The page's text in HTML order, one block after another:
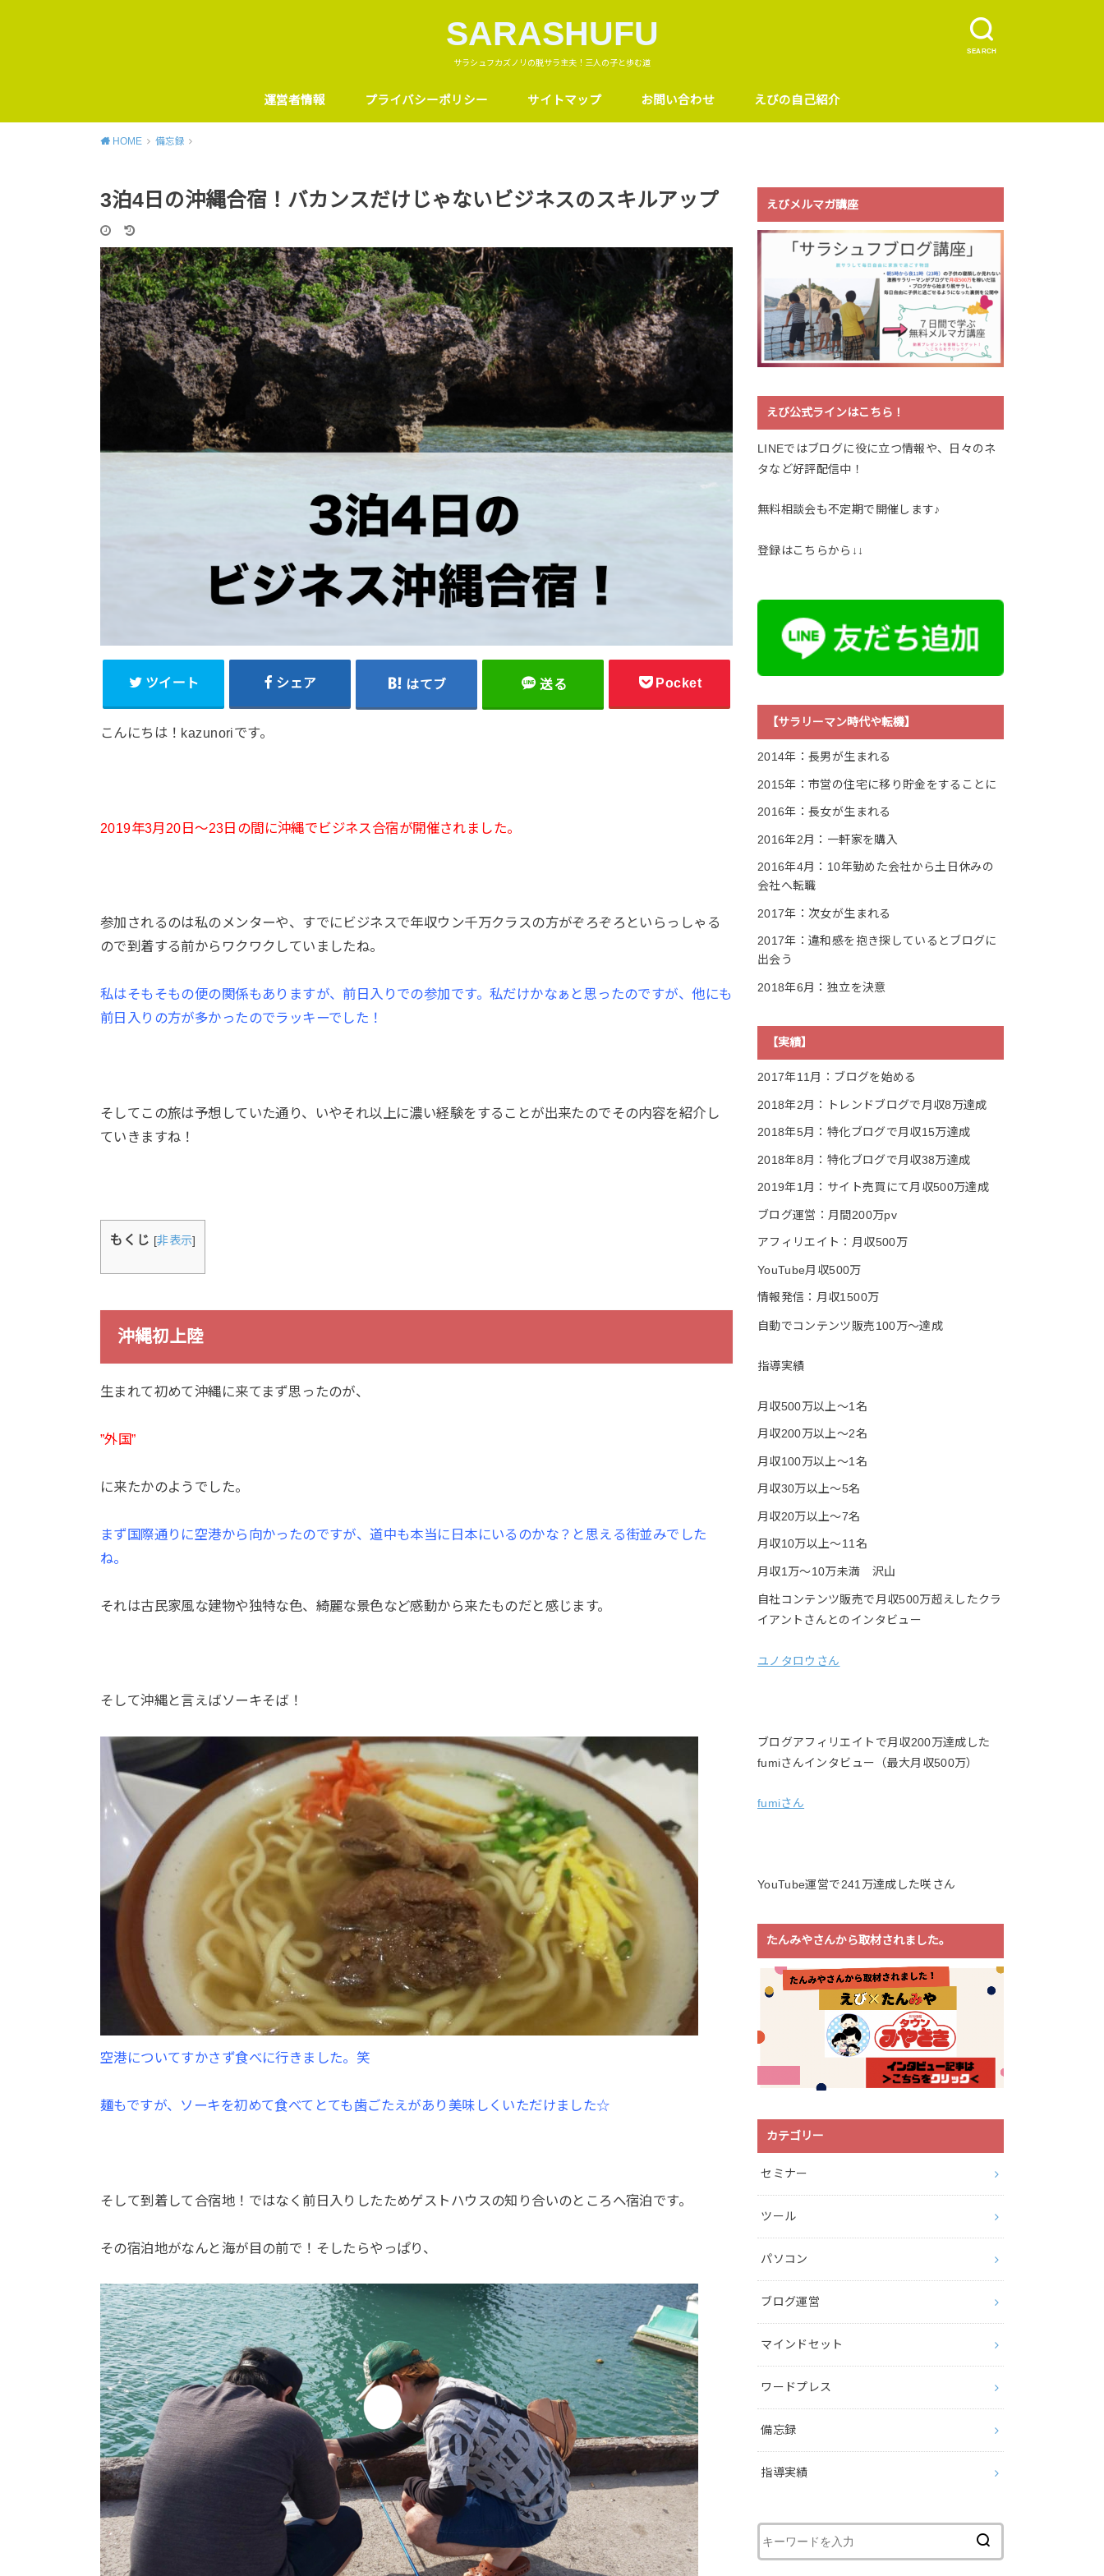
SEARCH
SARASHUFU
サラシュフカズノリの脱サラ主夫！三人の子と歩む道
運営者情報 プライバシーポリシー サイトマップ お問い合わせ えびの自己紹介
HOME 備忘録
3泊4日の沖縄合宿！バカンスだけじゃないビジネスのスキルアップ
ツイート シェア はてブ 送る Pocket
こんにちは！kazunoriです。
2019年3月20日〜23日の間に沖縄でビジネス合宿が開催されました。
参加されるのは私のメンターや、すでにビジネスで年収ウン千万クラスの方がぞろぞろといらっしゃる
ので到着する前からワクワクしていましたね。
私はそもそもの便の関係もありますが、前日入りでの参加です。私だけかなぁと思ったのですが、他にも
前日入りの方が多かったのでラッキーでした！
そしてこの旅は予想していた通り、いやそれ以上に濃い経験をすることが出来たのでその内容を紹介し
ていきますね！
もくじ [非表示]
沖縄初上陸
生まれて初めて沖縄に来てまず思ったのが、
”外国”
に来たかのようでした。
まず国際通りに空港から向かったのですが、道中も本当に日本にいるのかな？と思える街並みでした
ね。
それは古民家風な建物や独特な色、綺麗な景色など感動から来たものだと感じます。
そして沖縄と言えばソーキそば！
空港についてすかさず食べに行きました。笑
麺もですが、ソーキを初めて食べてとても歯ごたえがあり美味しくいただけました☆
そして到着して合宿地！ではなく前日入りしたためゲストハウスの知り合いのところへ宿泊です。
その宿泊地がなんと海が目の前で！そしたらやっぱり、
えびメルマガ講座
えび公式ラインはこちら！
LINEではブログに役に立つ情報や、日々のネ
タなど好評配信中！
無料相談会も不定期で開催します♪
登録はこちらから↓↓
【サラリーマン時代や転機】
2014年：長男が生まれる
2015年：市営の住宅に移り貯金をすることに
2016年：長女が生まれる
2016年2月：一軒家を購入
2016年4月：10年勤めた会社から土日休みの
会社へ転職
2017年：次女が生まれる
2017年：違和感を抱き探しているとブログに
出会う
2018年6月：独立を決意
【実績】
2017年11月：ブログを始める
2018年2月：トレンドブログで月収8万達成
2018年5月：特化ブログで月収15万達成
2018年8月：特化ブログで月収38万達成
2019年1月：サイト売買にて月収500万達成
ブログ運営：月間200万pv
アフィリエイト：月収500万
YouTube月収500万
情報発信：月収1500万
自動でコンテンツ販売100万〜達成
指導実績
月収500万以上〜1名
月収200万以上〜2名
月収100万以上〜1名
月収30万以上〜5名
月収20万以上〜7名
月収10万以上〜11名
月収1万〜10万未満 沢山
自社コンテンツ販売で月収500万超えしたクラ
イアントさんとのインタビュー
ユノタロウさん
ブログアフィリエイトで月収200万達成した
fumiさんインタビュー（最大月収500万）
fumiさん
YouTube運営で241万達成した咲さん
たんみやさんから取材されました。
カテゴリー
セミナー
ツール
パソコン
ブログ運営
マインドセット
ワードプレス
備忘録
指導実績